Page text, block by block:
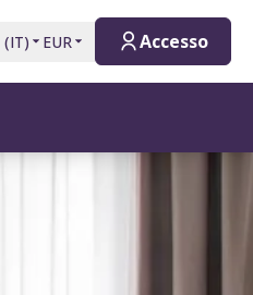
(IT) EUR Accesso